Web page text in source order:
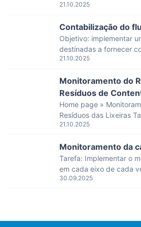
Omã
21.10.2025
Contabilização do
Objetivo: implementar
destinadas a fornecer
salão de passageiros,
contagem
passageiros. Soluções
instalado o sistema
sistema, foram
vigilância por vídeo do
21.10.2025
Monitoramento do
Resíduos de
Home page »
Resíduos das Lixeiras
propostas: As principais
a tarefa. Além disso, foi
módulo de notificação,
residentes sobre o
chegada do caminhão
21.10.2025
Monitoramento da
Tarefa: Implementar o
em cada eixo de cada
monitoramento do peso
sensores especiais de
30.09.2025